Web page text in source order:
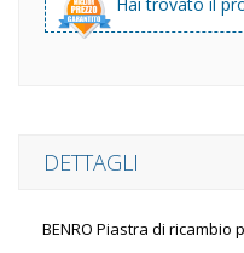
DETTAGLI
BENRO Piastra di